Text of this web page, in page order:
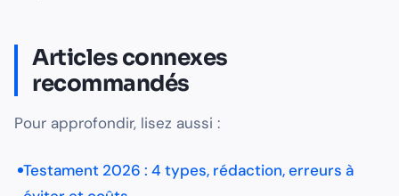
Articles connexes
recommandés
Pour approfondir, lisez aussi :
Testament 2026 : 4 types, rédaction, erreurs à